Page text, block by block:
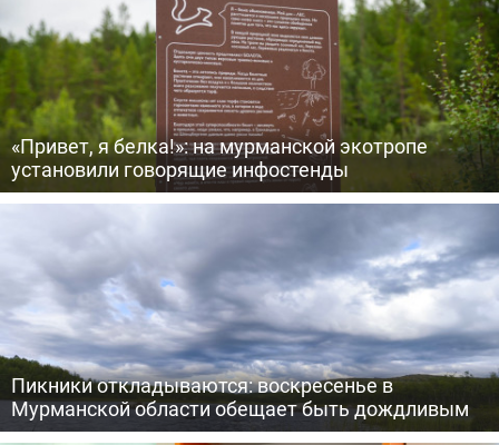
«Привет, я белка!»: на мурманской экотропе
установили говорящие инфостенды
Пикники откладываются: воскресенье в
Мурманской области обещает быть дождливым